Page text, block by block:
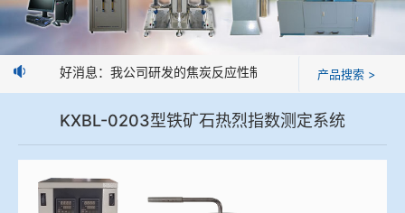
焦化行业检测及优化配煤设备
球团矿/烧结矿/块矿高温冶金性能检测系统
烧结/球团优化配矿研究设备
高炉配吹煤检测设备
新闻中心
企业业绩
技术交流
好消息：我公司研发的焦炭反应性制样系统，全部制样过程
产品搜索 >
KXBL-0203型铁矿石热烈指数测定系统